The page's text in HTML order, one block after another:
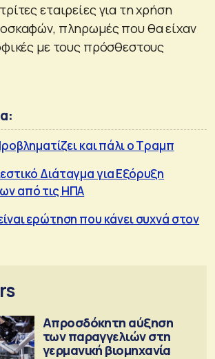
εταιρείες για τη χρήση
πληρωμές που θα είχαν
με τους πρόσθεστους
και πάλι ο Τραμπ
Διάταγμα για Εξόρυξη
από τις ΗΠΑ
ερώτηση που κάνει συχνά στον
Απροσδόκητη αύξηση
των παραγγελιών στη
γερμανική βιομηχανία